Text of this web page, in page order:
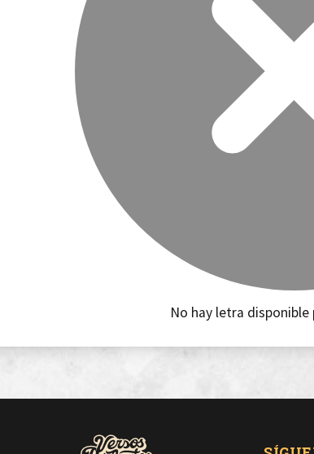
No hay letra disponible